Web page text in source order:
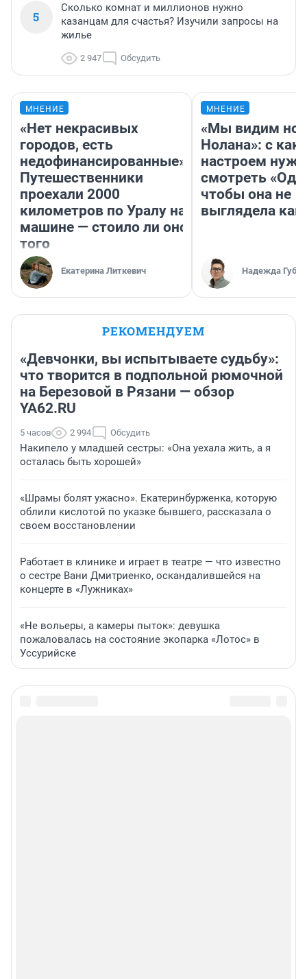
5
Сколько комнат и миллионов нужно
казанцам для счастья? Изучили запросы на
жилье
2 947 Обсудить
МНЕНИЕ
«Нет некрасивых
городов, есть
недофинансированные».
Путешественники
проехали 2000
километров по Уралу на
машине — стоило ли оно
того
Екатерина Литкевич
МНЕНИЕ
«Мы видим
Нолана»: с
настроем
смотреть
чтобы она не
выглядела как
Надежда
РЕКОМЕНДУЕМ
«Девчонки, вы испытываете судьбу»:
что творится в подпольной рюмочной
на Березовой в Рязани — обзор
YA62.RU
5 часов 2 994 Обсудить
Накипело у младшей сестры: «Она уехала жить, а я
осталась быть хорошей»
«Шрамы болят ужасно». Екатеринбурженка, которую
облили кислотой по указке бывшего, рассказала о
своем восстановлении
Работает в клинике и играет в театре — что известно
о сестре Вани Дмитриенко, оскандалившейся на
концерте в «Лужниках»
«Не вольеры, а камеры пыток»: девушка
пожаловалась на состояние экопарка «Лотос» в
Уссурийске